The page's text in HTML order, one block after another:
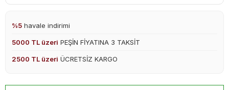
%5 havale indirimi
5000 TL üzeri PEŞİN FİYATINA 3 TAKSİT
2500 TL üzeri ÜCRETSİZ KARGO